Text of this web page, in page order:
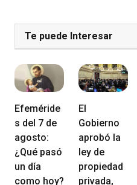
Te puede Interesar
Efeméride
s del 7 de
agosto:
¿Qué pasó
un día
como hoy?
El
Gobierno
aprobó la
ley de
propiedad
privada,